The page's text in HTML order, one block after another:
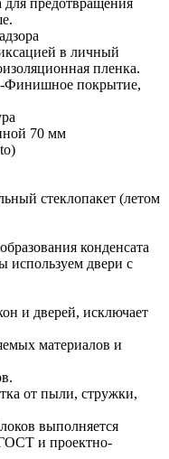
в личный
пленка.
-Финишное покрытие,
70 мм
стеклопакет (летом
конденсата
используем двери с
и дверей, исключает
материалов и
от пыли, стружки,
выполняется
и проектно-